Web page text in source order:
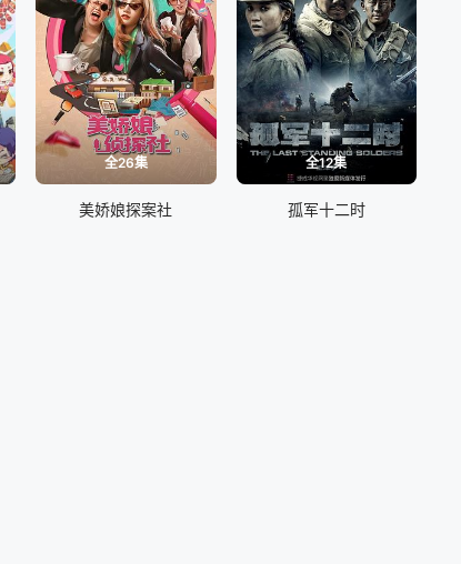
全26集
美娇娘探案社
全12集
孤军十二时